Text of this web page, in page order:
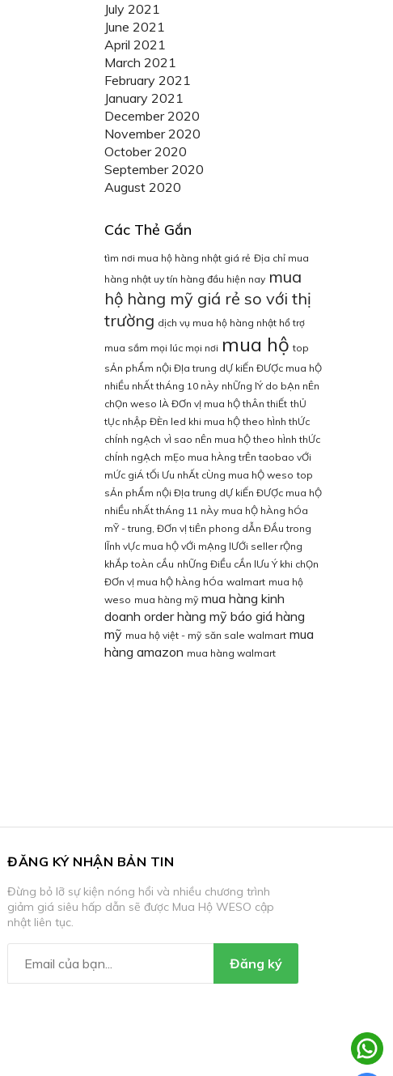
July 2021
June 2021
April 2021
March 2021
February 2021
January 2021
December 2020
November 2020
October 2020
September 2020
August 2020
Các Thẻ Gắn
tìm nơi mua hộ hàng nhật giá rẻ Địa chỉ mua
hàng nhật uy tín hàng đầu hiện nay mua
hộ hàng mỹ giá rẻ so với thị
trường dịch vụ mua hộ hàng nhật hổ trợ
mua sắm mọi lúc mọi nơi mua hộ top
sẢn phẨm nỘi ĐỊa trung dỰ kiẾn ĐƯỢc mua hỘ
nhiỀu nhẤt thÁng 10 nÀy nhỮng lÝ do bẠn nÊn
chỌn weso lÀ ĐƠn vỊ mua hỘ thÂn thiẾt thỦ
tỤc nhẬp ĐÈn led khi mua hỘ theo hÌnh thỨc
chÍnh ngẠch vÌ sao nÊn mua hỘ theo hÌnh thỨc
chÍnh ngẠch mẸo mua hÀng trÊn taobao vỚi
mỨc giÁ tỐi Ưu nhẤt cÙng mua hỘ weso top
sẢn phẨm nỘi ĐỊa trung dỰ kiẾn ĐƯỢc mua hỘ
nhiỀu nhẤt thÁng 11 nÀy mua hỘ hÀng hÓa
mỸ - trung, ĐƠn vỊ tiÊn phong dẪn ĐẦu trong
lĨnh vỰc mua hỘ vỚi mẠng lƯỚi seller rỘng
khẮp toÀn cẦu nhỮng ĐiỀu cẦn lƯu Ý khi chỌn
ĐƠn vỊ mua hỘ hÀng hÓa walmart mua hộ
weso mua hàng mỹ mua hàng kinh
doanh order hàng mỹ báo giá hàng
mỹ mua hộ việt - mỹ săn sale walmart mua
hàng amazon mua hàng walmart
ĐĂNG KÝ NHẬN BẢN TIN
Đừng bỏ lỡ sự kiện nóng hổi và nhiều chương trình
giảm giá siêu hấp dẫn sẽ được Mua Hộ WESO cập
nhật liên tục.
Đăng ký